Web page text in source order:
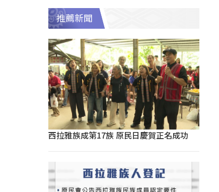
推薦新聞
西拉雅族成第17族 原民日慶賀正名成功